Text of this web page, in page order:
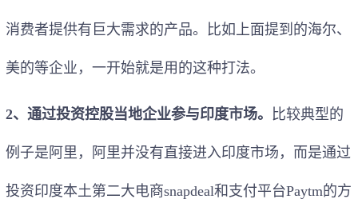
消费者提供有巨大需求的产品。比如上面提到的海尔、
美的等企业，一开始就是用的这种打法。
2、通过投资控股当地企业参与印度市场。 比较典型的
例子是阿里，阿里并没有直接进入印度市场，而是通过
投资印度本土第二大电商snapdeal和支付平台Paytm的方